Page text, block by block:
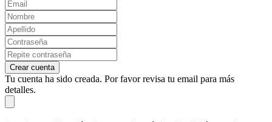
Crear cuenta
Tu cuenta ha sido creada. Por favor revisa tu email para más
detalles.